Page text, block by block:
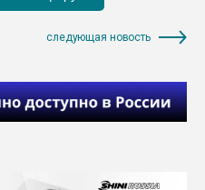
следующая новость